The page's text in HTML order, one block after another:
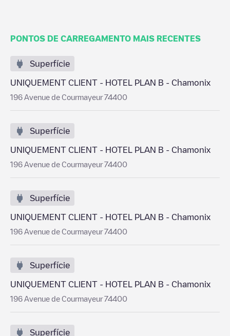
PONTOS DE CARREGAMENTO MAIS RECENTES
Superfície
UNIQUEMENT CLIENT - HOTEL PLAN B - Chamonix
196 Avenue de Courmayeur 74400
Superfície
UNIQUEMENT CLIENT - HOTEL PLAN B - Chamonix
196 Avenue de Courmayeur 74400
Superfície
UNIQUEMENT CLIENT - HOTEL PLAN B - Chamonix
196 Avenue de Courmayeur 74400
Superfície
UNIQUEMENT CLIENT - HOTEL PLAN B - Chamonix
196 Avenue de Courmayeur 74400
Superfície